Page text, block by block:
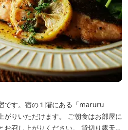
です。宿の１階にある「maruru
がりいただけます。 ご朝食はお部屋に
お召し上がりください。 貸切り露天風